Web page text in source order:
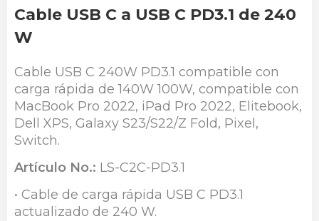
Cable USB C a USB C PD3.1 de 240
W
Cable USB C 240W PD3.1 compatible con
carga rápida de 140W 100W, compatible con
MacBook Pro 2022, iPad Pro 2022, Elitebook,
Dell XPS, Galaxy S23/S22/Z Fold, Pixel,
Switch.
Artículo No.: LS-C2C-PD3.1
• Cable de carga rápida USB C PD3.1
actualizado de 240 W.